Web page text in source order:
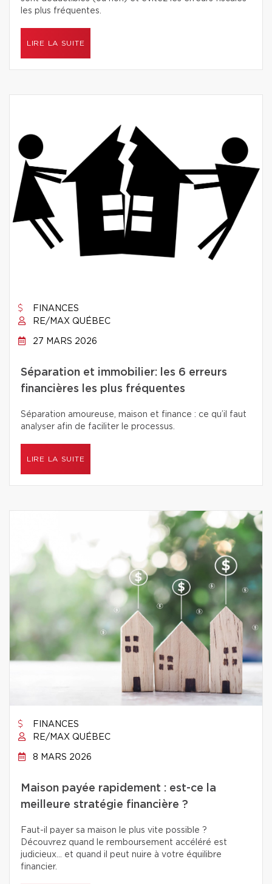
les plus fréquentes.
LIRE LA SUITE
FINANCES
RE/MAX QUÉBEC
27 MARS 2026
Séparation et immobilier: les 6 erreurs
financières les plus fréquentes
Séparation amoureuse, maison et finance : ce qu’il faut
analyser afin de faciliter le processus.
LIRE LA SUITE
FINANCES
RE/MAX QUÉBEC
8 MARS 2026
Maison payée rapidement : est-ce la
meilleure stratégie financière ?
Faut-il payer sa maison le plus vite possible ?
Découvrez quand le remboursement accéléré est
judicieux… et quand il peut nuire à votre équilibre
financier.